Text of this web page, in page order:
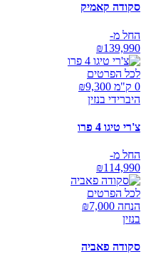
סקודה קאמיק
החל מ-
₪139,990
לכל הפרטים
0 ק"מ ₪
9,300
היברידי בנזין
צ'רי טיגו 4 פרו
החל מ-
₪114,990
לכל הפרטים
הנחה ₪ 7,000
בנזין
סקודה פאביה